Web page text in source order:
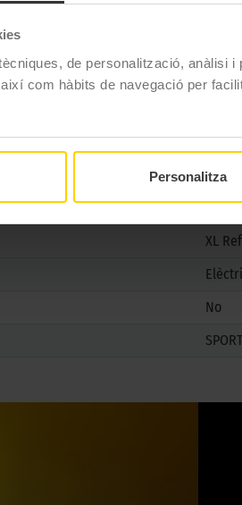
de personalització, anàlisi
com hàbits de navegació per
Personalitza
P
Estiu
No
B
XL
No
SPORT